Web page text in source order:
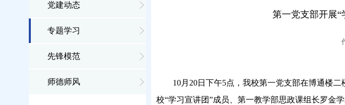
党建动态
专题学习
先锋模范
师德师风
第一党支部开展“
10月 20日下午5点，我校第一党支部在博通楼
校“学习宣讲团”成员、第一教学部思政课组长罗金